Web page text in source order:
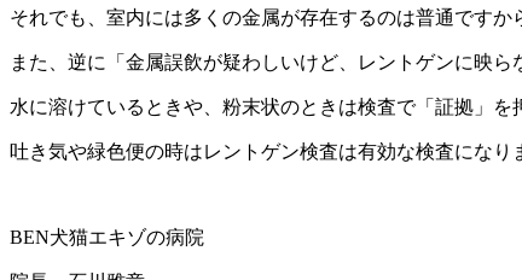
それでも、室内には多くの金属が存在するのは普通です
また、逆に「金属誤飲が疑わしいけど、レントゲンに映ら
水に溶けているときや、粉末状のときは検査で「証拠」
吐き気や緑色便の時はレントゲン検査は有効な検査になり
BEN犬猫エキゾの病院